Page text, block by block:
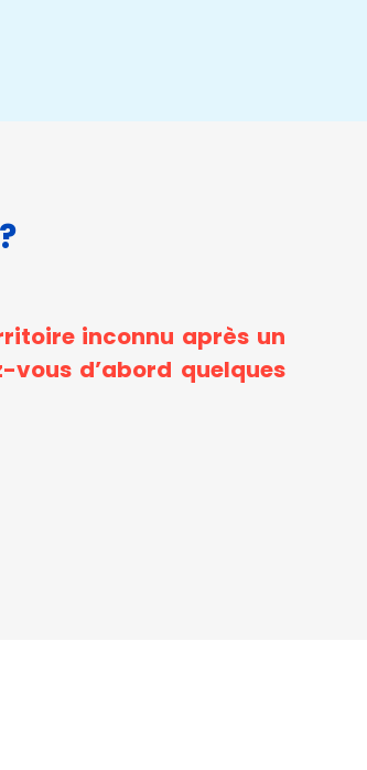
inconnu après un
d’abord quelques